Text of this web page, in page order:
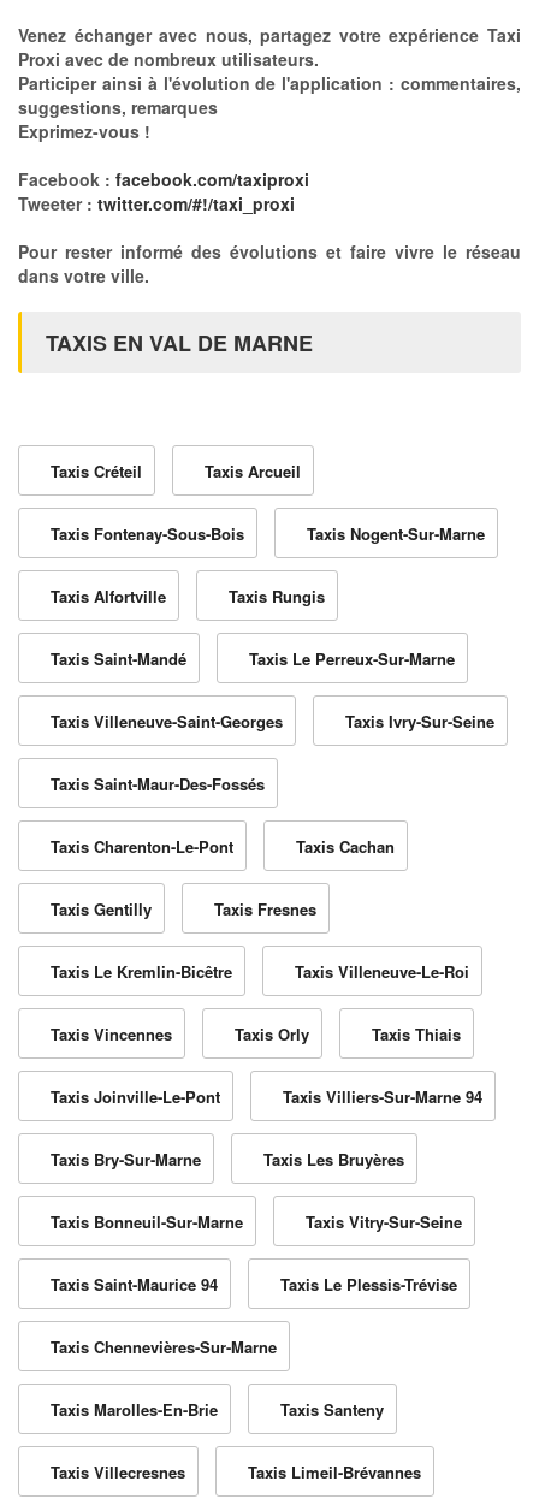
Venez échanger avec nous, partagez votre expérience Taxi
Proxi avec de nombreux utilisateurs.
Participer ainsi à l'évolution de l'application : commentaires,
suggestions, remarques
Exprimez-vous !
Facebook : facebook.com/taxiproxi
Tweeter : twitter.com/#!/taxi_proxi
Pour rester informé des évolutions et faire vivre le réseau
dans votre ville.
TAXIS EN VAL DE MARNE
Taxis Créteil Taxis Arcueil
Taxis Fontenay-Sous-Bois Taxis Nogent-Sur-Marne
Taxis Alfortville Taxis Rungis
Taxis Saint-Mandé Taxis Le Perreux-Sur-Marne
Taxis Villeneuve-Saint-Georges Taxis Ivry-Sur-Seine
Taxis Saint-Maur-Des-Fossés
Taxis Charenton-Le-Pont Taxis Cachan
Taxis Gentilly Taxis Fresnes
Taxis Le Kremlin-Bicêtre Taxis Villeneuve-Le-Roi
Taxis Vincennes Taxis Orly Taxis Thiais
Taxis Joinville-Le-Pont Taxis Villiers-Sur-Marne 94
Taxis Bry-Sur-Marne Taxis Les Bruyères
Taxis Bonneuil-Sur-Marne Taxis Vitry-Sur-Seine
Taxis Saint-Maurice 94 Taxis Le Plessis-Trévise
Taxis Chennevières-Sur-Marne
Taxis Marolles-En-Brie Taxis Santeny
Taxis Villecresnes Taxis Limeil-Brévannes